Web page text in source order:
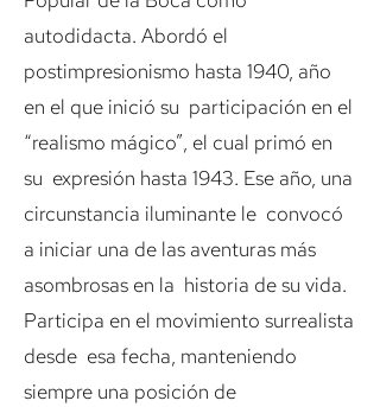
autodidacta. Abordó el
postimpresionismo hasta 1940, año
en el que inició su participación en el
“realismo mágico”, el cual primó en
su expresión hasta 1943. Ese año, una
circunstancia iluminante le convocó
a iniciar una de las aventuras más
asombrosas en la historia de su vida.
Participa en el movimiento surrealista
desde esa fecha, manteniendo
siempre una posición de